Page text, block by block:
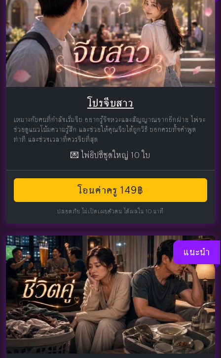
โปรจีบสาว
เหมาะกับคนที่กำลังเริ่มจีบ อยากรู้จังหวะและสัญญาณจากอีกฝ่าย ไพ่จะ
ช่วยดูแนวโน้มความรู้สึก และช่วยให้คุณจีบได้ถูกวิธี บอกครบทั้งคำพูด
ท่าที และช่วงเวลาที่ควรจีบที่สุด
💌 ไพ่ยิปซีชุดใหญ่ 10 ใบ
โอนค่าครู 149฿
ปลอดภัย ไม่เปิดเผยตัวตน ได้ผลใน 10 นาที
แนะนำ